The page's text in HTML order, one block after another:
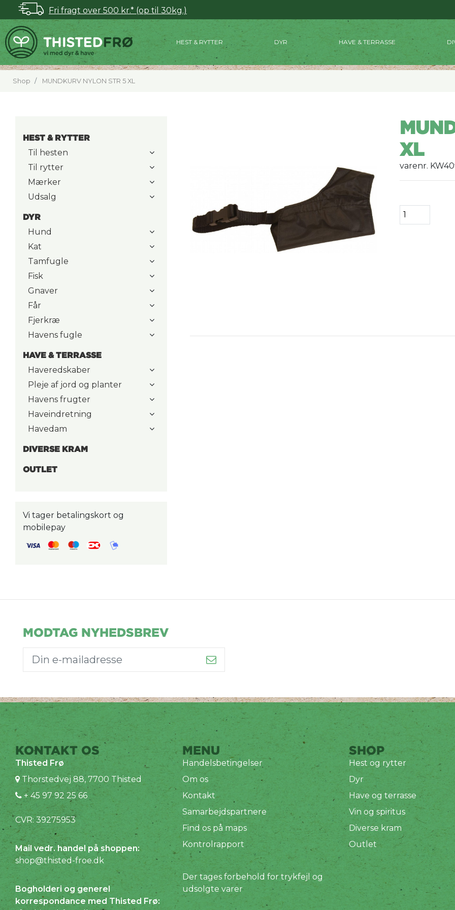
Fri fragt over 500 kr.* (op til 30kg.)
HEST & RYTTER DYR HAVE & TERRASSE
Shop MUNDKURV NYLON STR 5 XL
HEST & RYTTER
Til hesten
Til rytter
Mærker
Udsalg
DYR
Hund
Kat
Tamfugle
Fisk
Gnaver
Får
Fjerkræ
Havens fugle
HAVE & TERRASSE
Haveredskaber
Pleje af jord og planter
Havens frugter
Haveindretning
Havedam
DIVERSE KRAM
OUTLET
Vi tager betalingskort og
mobilepay
XL
varenr.
MODTAG NYHEDSBREV
KONTAKT OS
Thisted Frø
Thorstedvej 88, 7700 Thisted
+ 45 97 92 25 66
CVR: 39275953
Mail vedr. handel på shoppen:
shop@thisted-froe.dk
Bogholderi og generel
korrespondance med Thisted Frø:
MENU
Handelsbetingelser
Om os
Kontakt
Samarbejdspartnere
Find os på maps
Kontrolrapport
Der tages forbehold for trykfejl og
udsolgte varer
SHOP
Hest og rytter
Dyr
Have og terrasse
Vin og spiritus
Diverse kram
Outlet